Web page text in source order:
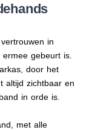
in
gebeurt is.
door het
altijd zichtbaar en
in orde is.
met alle